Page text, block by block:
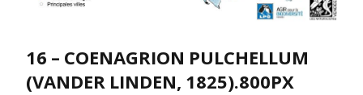
16 – COENAGRION PULCHELLUM
(VANDER LINDEN, 1825).800PX